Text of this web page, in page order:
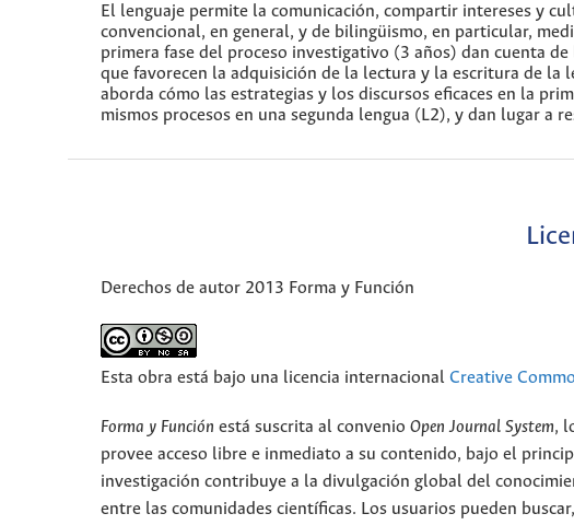
El lenguaje permite la comunicación, compartir intereses y
convencional, en general, y de bilingüismo, en particular,
primera fase del proceso investigativo (3 años) dan cuenta
que favorecen la adquisición de la lectura y la escritura de la
aborda cómo las estrategias y los discursos eficaces en la
mismos procesos en una segunda lengua (L2), y dan lugar a
Derechos de autor 2013 Forma y Función
Esta obra está bajo una licencia internacional Creative
Forma y Función está suscrita al convenio Open Journal System,
provee acceso libre e inmediato a su contenido, bajo el
investigación contribuye a la divulgación global del
entre las comunidades científicas. Los usuarios pueden